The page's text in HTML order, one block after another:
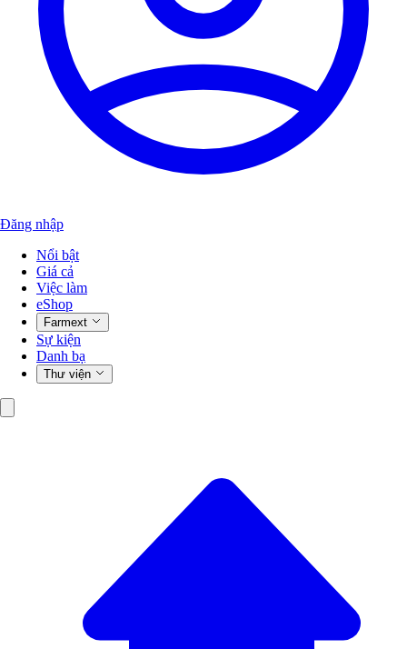
Đăng nhập
Nổi bật
Giá cả
Việc làm
eShop
Farmext
Sự kiện
Danh bạ
Thư viện